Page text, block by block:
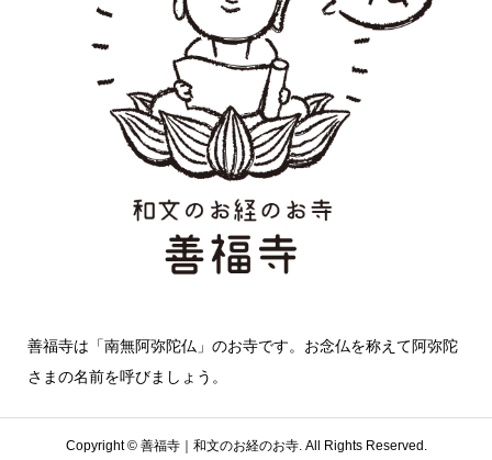
善福寺は「南無阿弥陀仏」のお寺です。お念仏を称えて阿弥陀
さまの名前を呼びましょう。
Copyright ©善福寺｜和文のお経のお寺. All Rights Reserved.